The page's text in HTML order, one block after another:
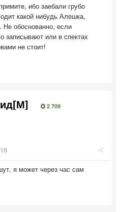
ибо заебали грубо
какой нибудь Алешка,
обоснованно, если
записывают или в спектах
не стоит!
2 709
я может через час сам